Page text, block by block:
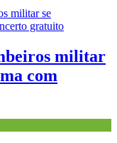
militar
com